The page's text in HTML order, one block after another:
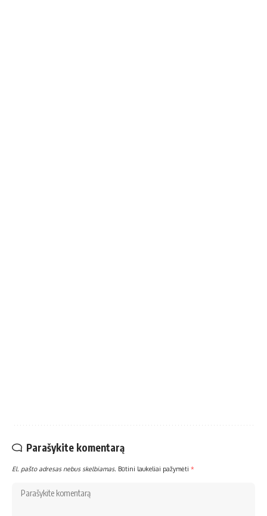
Parašykite komentarą
El. pašto adresas nebus skelbiamas. Būtini laukeliai pažymėti *